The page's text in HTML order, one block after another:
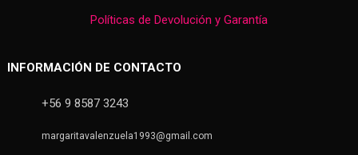
Políticas de Devolución y Garantía
INFORMACIÓN DE CONTACTO
+56 9 8587 3243
margaritavalenzuela1993@gmail.com